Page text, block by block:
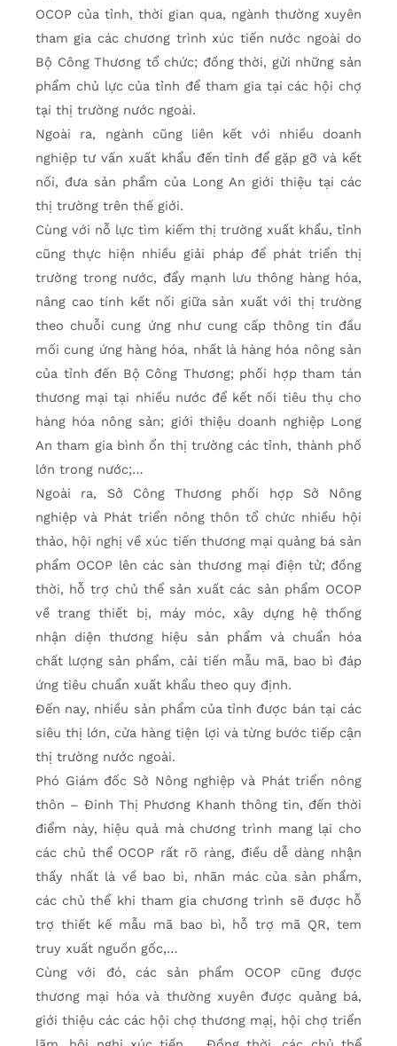
OCOP của tỉnh, thời gian qua, ngành thường xuyên
tham gia các chương trình xúc tiến nước ngoài do
Bộ Công Thương tổ chức; đồng thời, gửi những sản
phẩm chủ lực của tỉnh để tham gia tại các hội chợ
tại thị trường nước ngoài.
Ngoài ra, ngành cũng liên kết với nhiều doanh
nghiệp tư vấn xuất khẩu đến tỉnh để gặp gỡ và kết
nối, đưa sản phẩm của Long An giới thiệu tại các
thị trường trên thế giới.
Cùng với nỗ lực tìm kiếm thị trường xuất khẩu, tỉnh
cũng thực hiện nhiều giải pháp để phát triển thị
trường trong nước, đẩy mạnh lưu thông hàng hóa,
nâng cao tính kết nối giữa sản xuất với thị trường
theo chuỗi cung ứng như cung cấp thông tin đầu
mối cung ứng hàng hóa, nhất là hàng hóa nông sản
của tỉnh đến Bộ Công Thương; phối hợp tham tán
thương mại tại nhiều nước để kết nối tiêu thụ cho
hàng hóa nông sản; giới thiệu doanh nghiệp Long
An tham gia bình ổn thị trường các tỉnh, thành phố
lớn trong nước;…
Ngoài ra, Sở Công Thương phối hợp Sở Nông
nghiệp và Phát triển nông thôn tổ chức nhiều hội
thảo, hội nghị về xúc tiến thương mại quảng bá sản
phẩm OCOP lên các sàn thương mại điện tử; đồng
thời, hỗ trợ chủ thể sản xuất các sản phẩm OCOP
về trang thiết bị, máy móc, xây dựng hệ thống
nhận diện thương hiệu sản phẩm và chuẩn hóa
chất lượng sản phẩm, cải tiến mẫu mã, bao bì đáp
ứng tiêu chuẩn xuất khẩu theo quy định.
Đến nay, nhiều sản phẩm của tỉnh được bán tại các
siêu thị lớn, cửa hàng tiện lợi và từng bước tiếp cận
thị trường nước ngoài.
Phó Giám đốc Sở Nông nghiệp và Phát triển nông
thôn – Đinh Thị Phương Khanh thông tin, đến thời
điểm này, hiệu quả mà chương trình mang lại cho
các chủ thể OCOP rất rõ ràng, điều dễ dàng nhận
thấy nhất là về bao bì, nhãn mác của sản phẩm,
các chủ thể khi tham gia chương trình sẽ được hỗ
trợ thiết kế mẫu mã bao bì, hỗ trợ mã QR, tem
truy xuất nguồn gốc,…
Cùng với đó, các sản phẩm OCOP cũng được
thương mại hóa và thường xuyên được quảng bá,
giới thiệu các các hội chợ thương mạị, hội chợ triển